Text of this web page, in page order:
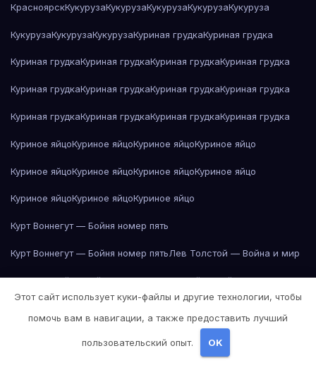
КрасноярскКукурузаКукурузаКукурузаКукурузаКукуруза
КукурузаКукурузаКукурузаКуриная грудкаКуриная грудка
Куриная грудкаКуриная грудкаКуриная грудкаКуриная грудка
Куриная грудкаКуриная грудкаКуриная грудкаКуриная грудка
Куриная грудкаКуриная грудкаКуриная грудкаКуриная грудка
Куриное яйцоКуриное яйцоКуриное яйцоКуриное яйцо
Куриное яйцоКуриное яйцоКуриное яйцоКуриное яйцо
Куриное яйцоКуриное яйцоКуриное яйцо
Курт Воннегут — Бойня номер пять
Курт Воннегут — Бойня номер пятьЛев Толстой — Война и мир
Лев Толстой — Война и мирЛев Толстой — Война и мир
Этот сайт использует куки-файлы и другие технологии, чтобы
помочь вам в навигации, а также предоставить лучший
пользовательский опыт. OK